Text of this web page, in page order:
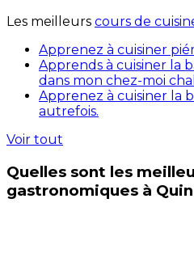
Les meilleurs cours de
Apprenez à cuisiner
Apprends à cuisiner la
dans mon chez-moi
Apprenez à cuisiner la
autrefois.
Voir tout
Quelles sont les
gastronomiques à